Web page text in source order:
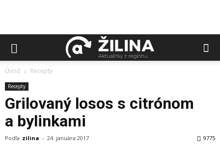
Úvod Recepty
Recepty
Grilovaný losos s citrónom
a bylinkami
Podľa zilina - 24. januára 2017 9775